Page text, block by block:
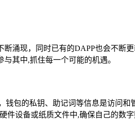
涌现，同时已有的DAPP也会不断
其中,抓住每一个可能的机遇。
包的私钥、助记词等信息是访问
设备或纸质文件中,确保自己的数字